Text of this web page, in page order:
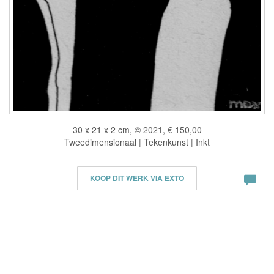
30 x 21 x 2 cm, © 2021, € 150,00
Tweedimensionaal | Tekenkunst | Inkt
KOOP DIT WERK VIA EXTO